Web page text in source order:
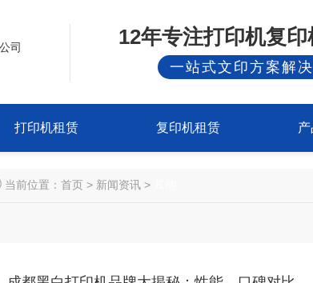
12年专注打印机复
一站式文印方案解
打印机租赁 复印机租赁
当前位置： 首页 > 新闻资讯 >